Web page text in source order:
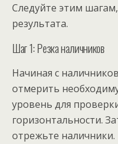
Следуйте этим
результата.
Шаг 1: Резка наличников
Начиная с
отмерить
уровень для
горизонтальности.
отрежьте наличники.